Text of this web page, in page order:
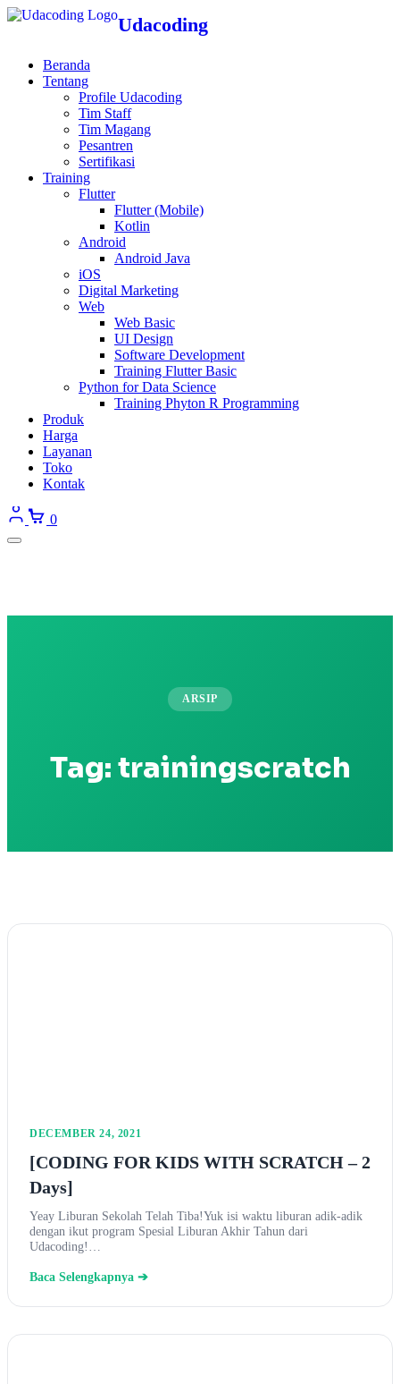
Udacoding
Beranda
Tentang
Profile Udacoding
Tim Staff
Tim Magang
Pesantren
Sertifikasi
Training
Flutter
Flutter (Mobile)
Kotlin
Android
Android Java
iOS
Digital Marketing
Web
Web Basic
UI Design
Software Development
Training Flutter Basic
Python for Data Science
Training Phyton R Programming
Produk
Harga
Layanan
Toko
Kontak
0
ARSIP
Tag: trainingscratch
DECEMBER 24, 2021
[CODING FOR KIDS WITH SCRATCH – 2
Days]
Yeay Liburan Sekolah Telah Tiba!Yuk isi waktu liburan adik-adik
dengan ikut program Spesial Liburan Akhir Tahun dari
Udacoding!…
Baca Selengkapnya ➔